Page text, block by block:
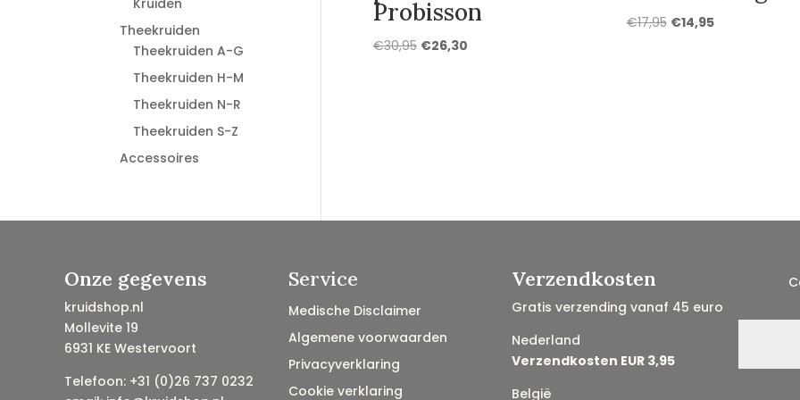
Probisson
€30,95 Oorspronkelijke
€26,30Huidige
€17,95 Oorspronkelijke
€14,95Huidige
Kruiden
Theekruiden
Theekruiden A-G
Theekruiden H-M
Theekruiden N-R
Theekruiden S-Z
Accessoires
Onze gegevens
kruidshop.nl
Mollevite 19
6931 KE Westervoort
Telefoon: +31 (0)26 737 0232
Service
Medische Disclaimer
Algemene voorwaarden
Privacyverklaring
Cookie verklaring
Verzendkosten
Gratis verzending vanaf 45 euro
Nederland
Verzendkosten EUR 3,95
België